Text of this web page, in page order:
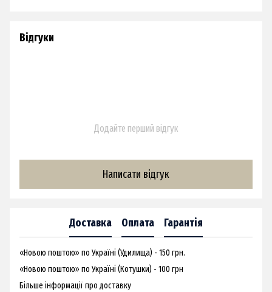
Відгуки
Додайте перший відгук
Написати відгук
Доставка Оплата Гарантія
«Новою поштою» по Україні (Удилища) - 150 грн.
«Новою поштою» по Україні (Котушки) - 100 грн
Більше інформації про доставку